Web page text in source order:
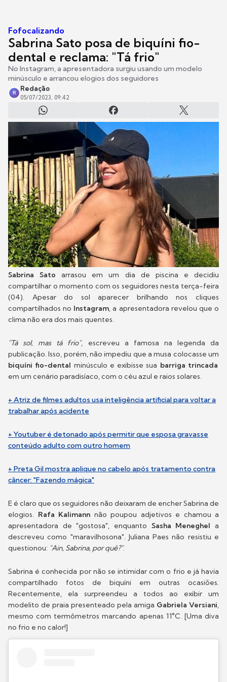
Fofocalizando
Sabrina Sato posa de biquíni fio-
dental e reclama: "Tá frio"
No Instagram, a apresentadora surgiu usando um modelo
minúsculo e arrancou elogios dos seguidores
R
Redação
05/07/2023, 09:42
Sabrina Sato arrasou em um dia de piscina e decidiu
compartilhar o momento com os seguidores nesta terça-feira
(04). Apesar do sol aparecer brilhando nos cliques
compartilhados no Instagram, a apresentadora revelou que o
clima não era dos mais quentes.
"Tá sol, mas tá frio", escreveu a famosa na legenda da
publicação. Isso, porém, não impediu que a musa colocasse um
biquíni fio-dental minúsculo e exibisse sua barriga trincada
em um cenário paradisíaco, com o céu azul e raios solares.
+ Atriz de filmes adultos usa inteligência artificial para voltar a
trabalhar após acidente
+ Youtuber é detonado após permitir que esposa gravasse
conteúdo adulto com outro homem
+ Preta Gil mostra aplique no cabelo após tratamento contra
câncer: "Fazendo mágica"
E é claro que os seguidores não deixaram de encher Sabrina de
elogios. Rafa Kalimann não poupou adjetivos e chamou a
apresentadora de "gostosa", enquanto Sasha Meneghel a
descreveu como "maravilhosona". Juliana Paes não resistiu e
questionou: "Ain, Sabrina, por quê?".
Sabrina é conhecida por não se intimidar com o frio e já havia
compartilhado fotos de biquíni em outras ocasiões.
Recentemente, ela surpreendeu a todos ao exibir um
modelito de praia presenteado pela amiga Gabriela Versiani,
mesmo com termômetros marcando apenas 11°C. [Uma diva
no frio e no calor!]